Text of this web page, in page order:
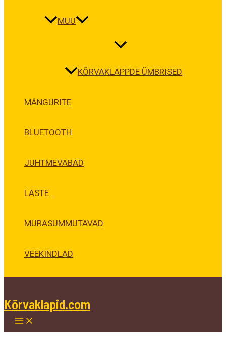
MUU
KÕRVAKLAPPDE ÜMBRISED
MÄNGURITE
BLUETOOTH
JUHTMEVABAD
LASTE
MÜRASUMMUTAVAD
VEEKINDLAD
Kõrvaklapid.com